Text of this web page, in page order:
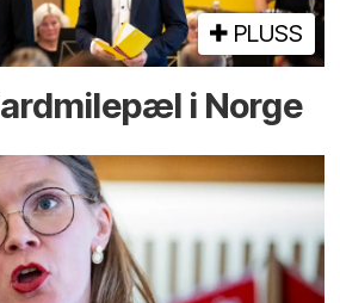
PLUSS
i Norge